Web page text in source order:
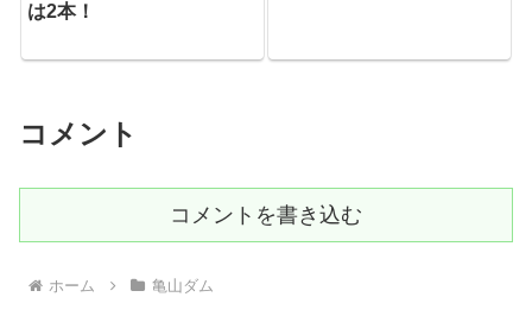
は2本！
コメント
コメントを書き込む
ホーム 亀山ダム